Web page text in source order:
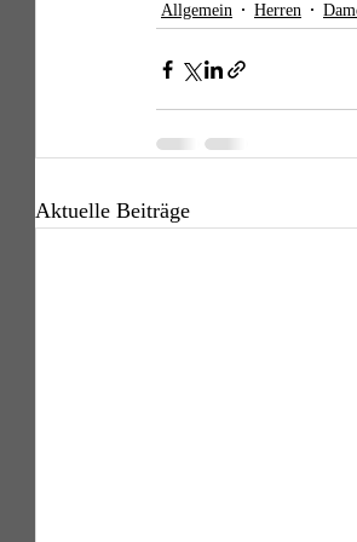
Allgemein Herren
Aktuelle Beiträge